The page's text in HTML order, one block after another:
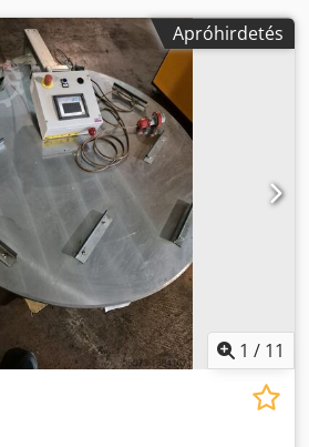
Apróhirdetés
1 / 11